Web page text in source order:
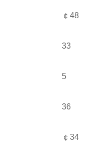
￠48
33
5
36
￠34